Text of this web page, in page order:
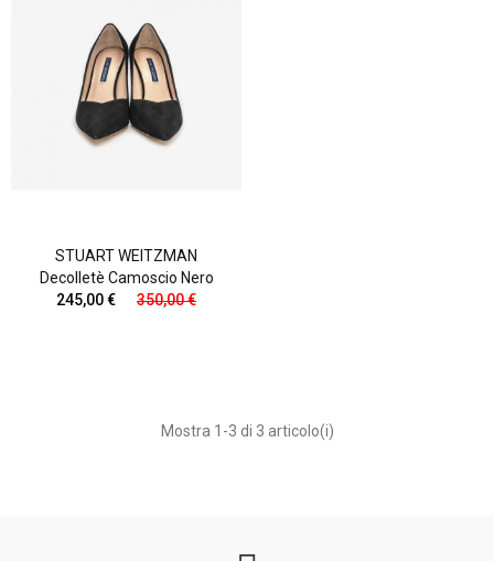
STUART WEITZMAN
Decolletè Camoscio Nero
245,00 €
350,00 €
Mostra 1-3 di 3 articolo(i)